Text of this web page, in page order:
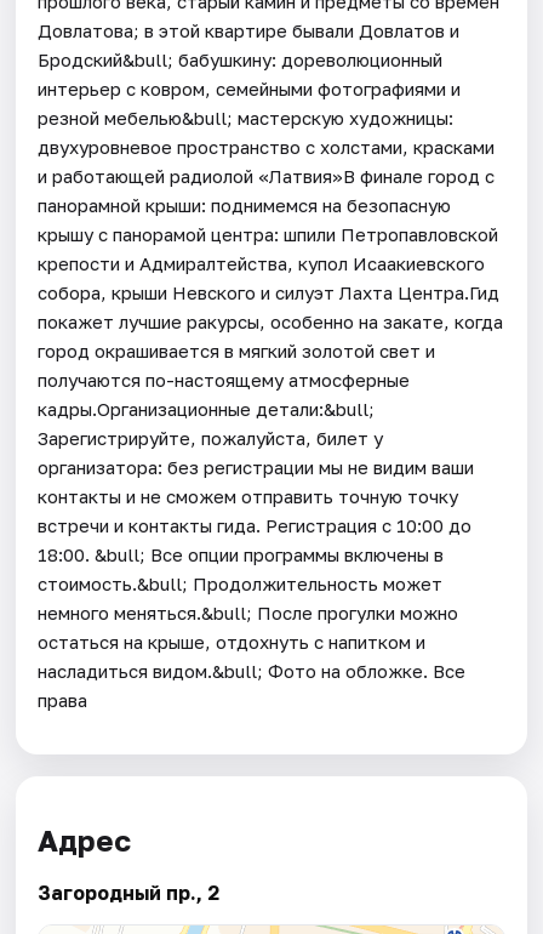
Довлатова; в этой квартире бывали Довлатов и
Бродский&bull; бабушкину: дореволюционный
интерьер с ковром, семейными фотографиями и
резной мебелью&bull; мастерскую художницы:
двухуровневое пространство с холстами, красками
и работающей радиолой «Латвия»В финале город с
панорамной крыши: поднимемся на безопасную
крышу с панорамой центра: шпили Петропавловской
крепости и Адмиралтейства, купол Исаакиевского
собора, крыши Невского и силуэт Лахта Центра.Гид
покажет лучшие ракурсы, особенно на закате, когда
город окрашивается в мягкий золотой свет и
получаются по-настоящему атмосферные
кадры.Организационные детали:&bull;
Зарегистрируйте, пожалуйста, билет у
организатора: без регистрации мы не видим ваши
контакты и не сможем отправить точную точку
встречи и контакты гида. Регистрация с 10:00 до
18:00. &bull; Все опции программы включены в
стоимость.&bull; Продолжительность может
немного меняться.&bull; После прогулки можно
остаться на крыше, отдохнуть с напитком и
насладиться видом.&bull; Фото на обложке. Все
права
Адрес
Загородный пр., 2